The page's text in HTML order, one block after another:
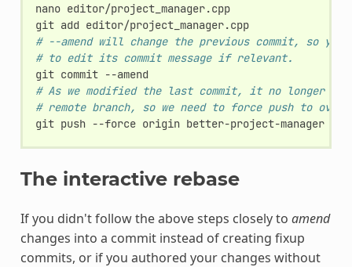
nano editor/project_manager.cpp
git add
editor/project_manager.cpp
# --amend will change the previous commit, so
# to edit its commit message if relevant.
git commit
# As we modified the last commit, it no longer
# remote branch, so we need to force push to
git push --force origin better-project-manager
The interactive rebase
If you didn't follow the above steps closely to amend
changes into a commit instead of creating fixup
commits, or if you authored your changes without